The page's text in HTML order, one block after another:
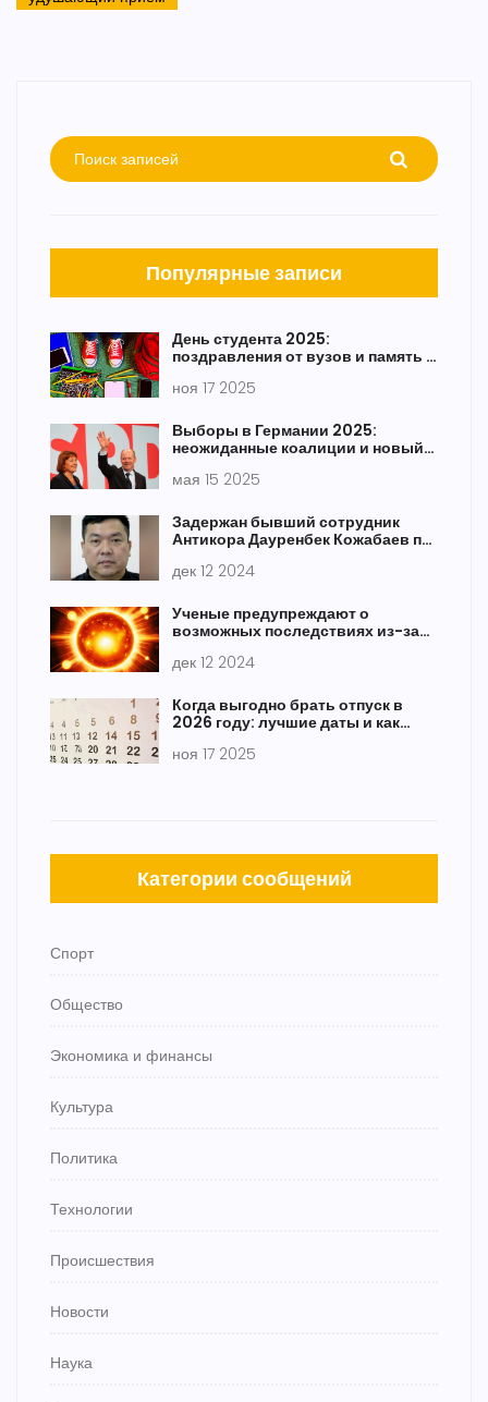
Популярные записи
День студента 2025:
поздравления от вузов и память о
ноя 17 2025
Выборы в Германии 2025:
неожиданные коалиции и новый
мая 15 2025
Задержан бывший сотрудник
Антикора Дауренбек Кожабаев по
дек 12 2024
Ученые предупреждают о
возможных последствиях из-за
активности
дек 12 2024
Когда выгодно брать отпуск в
2026 году: лучшие даты и как
ноя 17 2025
Категории сообщений
Спорт
Общество
Экономика и финансы
Культура
Политика
Технологии
Происшествия
Новости
Наука